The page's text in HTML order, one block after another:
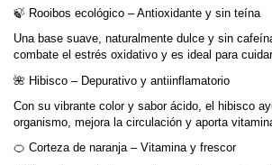
🍃 Rooibos ecológico – Antioxidante y sin teína
Una base suave, naturalmente dulce y sin
combate el estrés oxidativo y es ideal para
🌺 Hibisco – Depurativo y antiinflamatorio
Con su vibrante color y sabor ácido, el hibisco
organismo, mejora la circulación y aporta
🍊 Corteza de naranja – Vitamina y frescor